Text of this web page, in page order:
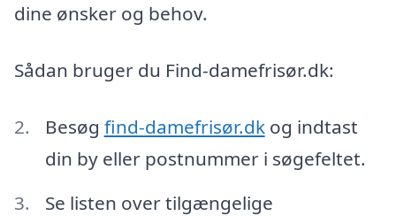
dine ønsker og behov.
Sådan bruger du Find-damefrisør.dk:
Besøg find-damefrisør.dkog indtast
din by eller postnummer i søgefeltet.
Se listen over tilgængelige